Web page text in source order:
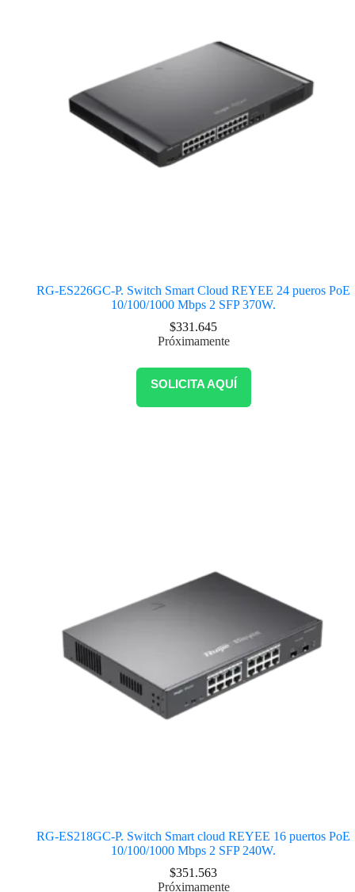
RG-ES226GC-P. Switch Smart Cloud REYEE 24 pueros PoE
10/100/1000 Mbps 2 SFP 370W.
$331.645
Próximamente
SOLICITA AQUÍ
RG-ES218GC-P. Switch Smart cloud REYEE 16 puertos PoE
10/100/1000 Mbps 2 SFP 240W.
$351.563
Próximamente